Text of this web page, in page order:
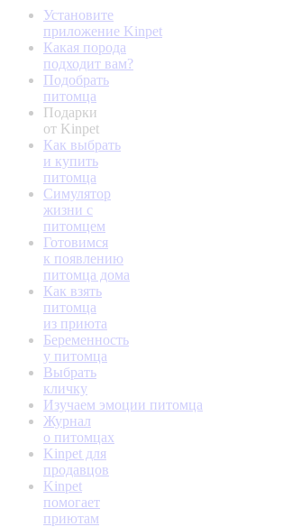
Установите
приложение Kinpet
Какая порода
подходит вам?
Подобрать
питомца
Подарки
от Kinpet
Как выбрать
и купить
питомца
Симулятор
жизни с
питомцем
Готовимся
к появлению
питомца дома
Как взять
питомца
из приюта
Беременность
у питомца
Выбрать
кличку
Изучаем эмоции питомца
Журнал
о питомцах
Kinpet для
продавцов
Kinpet
помогает
приютам